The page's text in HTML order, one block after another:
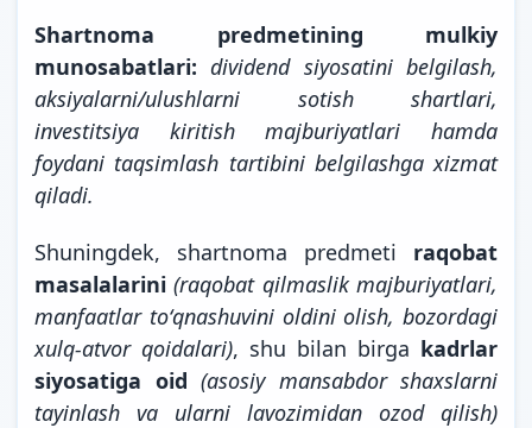
Shartnoma predmetining mulkiy
munosabatlari: dividend siyosatini belgilash,
aksiyalarni/ulushlarni sotish shartlari,
investitsiya kiritish majburiyatlari hamda
foydani taqsimlash tartibini belgilashga xizmat
qiladi.
Shuningdek, shartnoma predmeti raqobat
masalalarini (raqobat qilmaslik majburiyatlari,
manfaatlar toʻqnashuvini oldini olish, bozordagi
xulq-atvor qoidalari), shu bilan birga kadrlar
siyosatiga oid (asosiy mansabdor shaxslarni
tayinlash va ularni lavozimidan ozod qilish)